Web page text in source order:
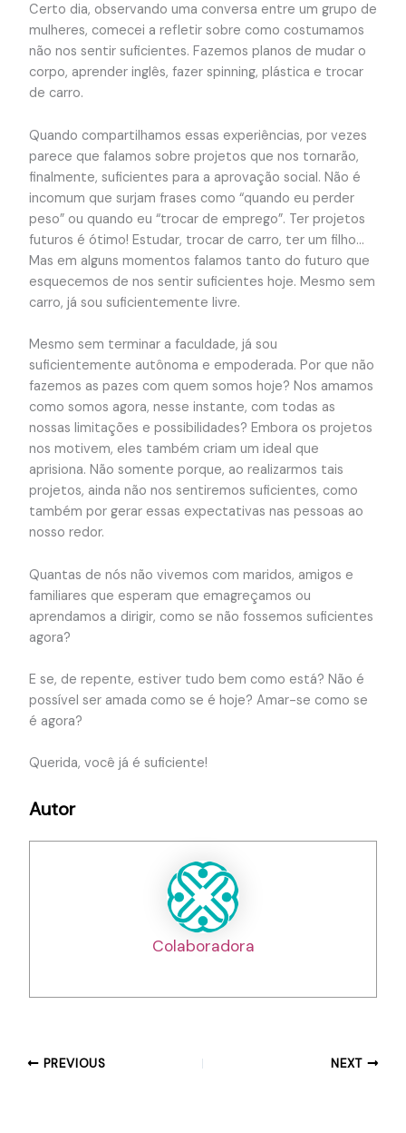
Certo dia, observando uma conversa entre um grupo de
mulheres, comecei a refletir sobre como costumamos
não nos sentir suficientes. Fazemos planos de mudar o
corpo, aprender inglês, fazer spinning, plástica e trocar
de carro.
Quando compartilhamos essas experiências, por vezes
parece que falamos sobre projetos que nos tornarão,
finalmente, suficientes para a aprovação social. Não é
incomum que surjam frases como “quando eu perder
peso” ou quando eu “trocar de emprego”. Ter projetos
futuros é ótimo! Estudar, trocar de carro, ter um filho…
Mas em alguns momentos falamos tanto do futuro que
esquecemos de nos sentir suficientes hoje. Mesmo sem
carro, já sou suficientemente livre.
Mesmo sem terminar a faculdade, já sou
suficientemente autônoma e empoderada. Por que não
fazemos as pazes com quem somos hoje? Nos amamos
como somos agora, nesse instante, com todas as
nossas limitações e possibilidades? Embora os projetos
nos motivem, eles também criam um ideal que
aprisiona. Não somente porque, ao realizarmos tais
projetos, ainda não nos sentiremos suficientes, como
também por gerar essas expectativas nas pessoas ao
nosso redor.
Quantas de nós não vivemos com maridos, amigos e
familiares que esperam que emagreçamos ou
aprendamos a dirigir, como se não fossemos suficientes
agora?
E se, de repente, estiver tudo bem como está? Não é
possível ser amada como se é hoje? Amar-se como se
é agora?
Querida, você já é suficiente!
Autor
Colaboradora
PREVIOUS NEXT